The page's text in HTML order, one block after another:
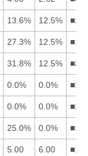
13.6% 12.5%
27.3% 12.5%
31.8% 12.5%
0.0% 0.0%
0.0% 0.0%
25.0% 0.0%
5.00 6.00